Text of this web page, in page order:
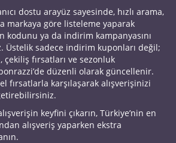
dostu arayüz sayesinde, hızlı arama,
markaya göre listeleme yaparak
kodunu ya da indirim kampanyasını
Üstelik sadece indirim kuponları değil;
çekiliş fırsatları ve sezonluk
düzenli olarak güncellenir.
fırsatlarla karşılaşarak alışverişinizi
keyfini çıkarın, Türkiye’nin en
alışveriş yaparken ekstra